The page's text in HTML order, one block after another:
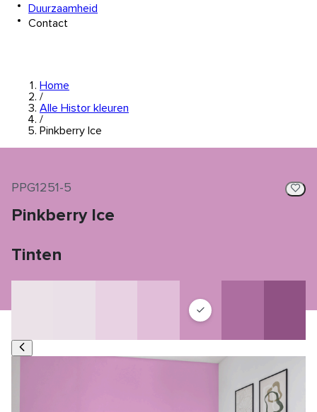
Duurzaamheid
Contact
Home
/
Alle Histor kleuren
/
Pinkberry Ice
PPG1251-5
Pinkberry Ice
Tinten